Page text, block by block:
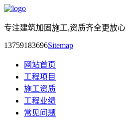
专注建筑加固施工,资质齐全更放心
13759183696Sitemap
网站首页
工程项目
施工资质
工程业绩
常见问题